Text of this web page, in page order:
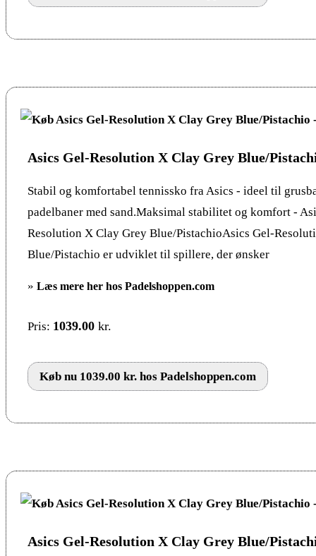
Asics Gel-Resolution X Clay Grey Blue/
Stabil og komfortabel tennissko fra Asics - ideel til
padelbaner med sand.Maksimal stabilitet og komfort -
Resolution X Clay Grey Blue/PistachioAsics Gel-
Blue/Pistachio er udviklet til spillere, der ønsker
» Læs mere her hos Padelshoppen.com
Pris: 1039.00 kr.
Køb nu 1039.00 kr. hos Padelshoppen.com
Asics Gel-Resolution X Clay Grey Blue/